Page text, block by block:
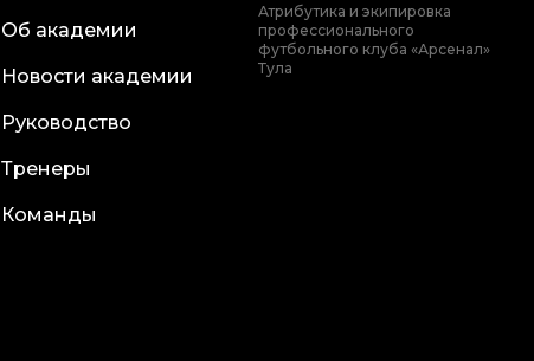
Об академии
Новости академии
Руководство
Тренеры
Команды
Атрибутика и экипировка
профессионального
футбольного клуба «Арсенал»
Тула